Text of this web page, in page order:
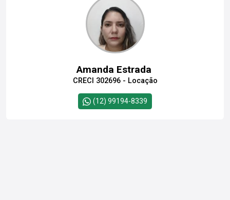
Amanda Estrada
CRECI 302696 - Locação
(12) 99194-8339